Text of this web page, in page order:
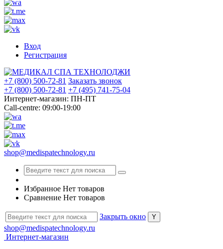
Вход
Регистрация
+7 (800) 500-72-81 Заказать звонок
+7 (800) 500-72-81 +7 (495) 741-75-04
Интернет-магазин: ПН-ПТ
Call-centre: 09:00-19:00
shop@medispatechnology.ru
Избранное Нет товаров
Сравнение Нет товаров
Закрыть окно
shop@medispatechnology.ru
Интернет-магазин